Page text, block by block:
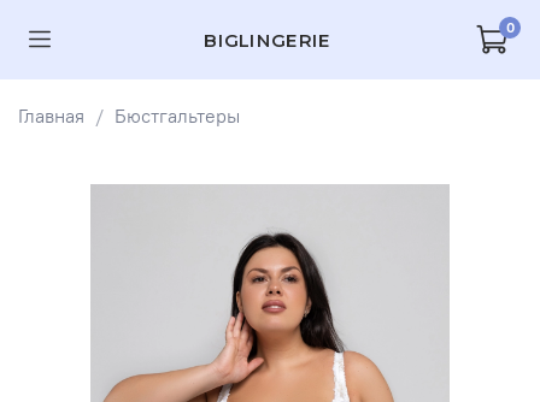
BIGLINGERIE
0
Главная Бюстгальтеры